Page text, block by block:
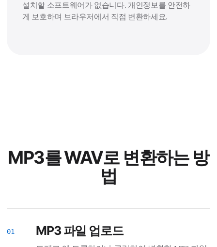
설치할 소프트웨어가 없습니다. 개인정보를 안전하
게 보호하며 브라우저에서 직접 변환하세요.
MP3를 WAV로 변환하는 방
법
MP3 파일 업로드